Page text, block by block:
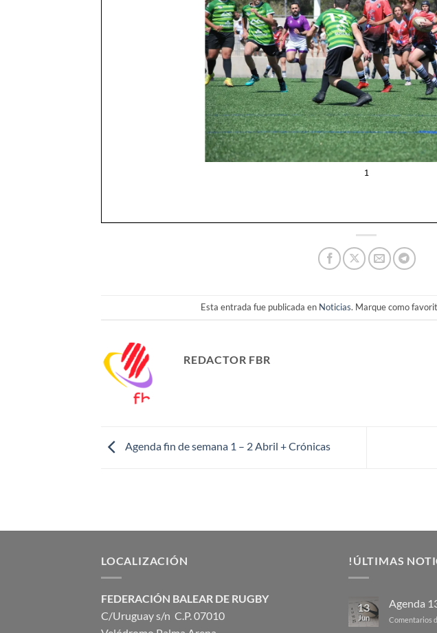
Esta entrada fue publicada en Noticias. Marque como
REDACTOR FBR
Agenda fin de semana 1 – 2 Abril + Crónicas
LOCALIZACIÓN
FEDERACIÓN BALEAR DE RUGBY
C/Uruguay s/n C.P. 07010
!ÚLTIMAS
13
Jun
Agenda
Comentarios